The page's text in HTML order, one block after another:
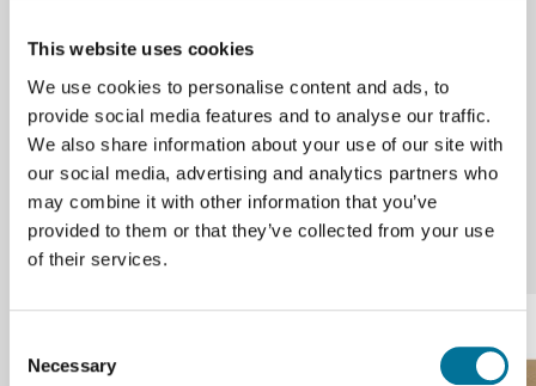
This website uses cookies
We use cookies to personalise content and ads, to
provide social media features and to analyse our traffic.
We also share information about your use of our site with
our social media, advertising and analytics partners who
may combine it with other information that you’ve
provided to them or that they’ve collected from your use
of their services.
Selection
Necessary